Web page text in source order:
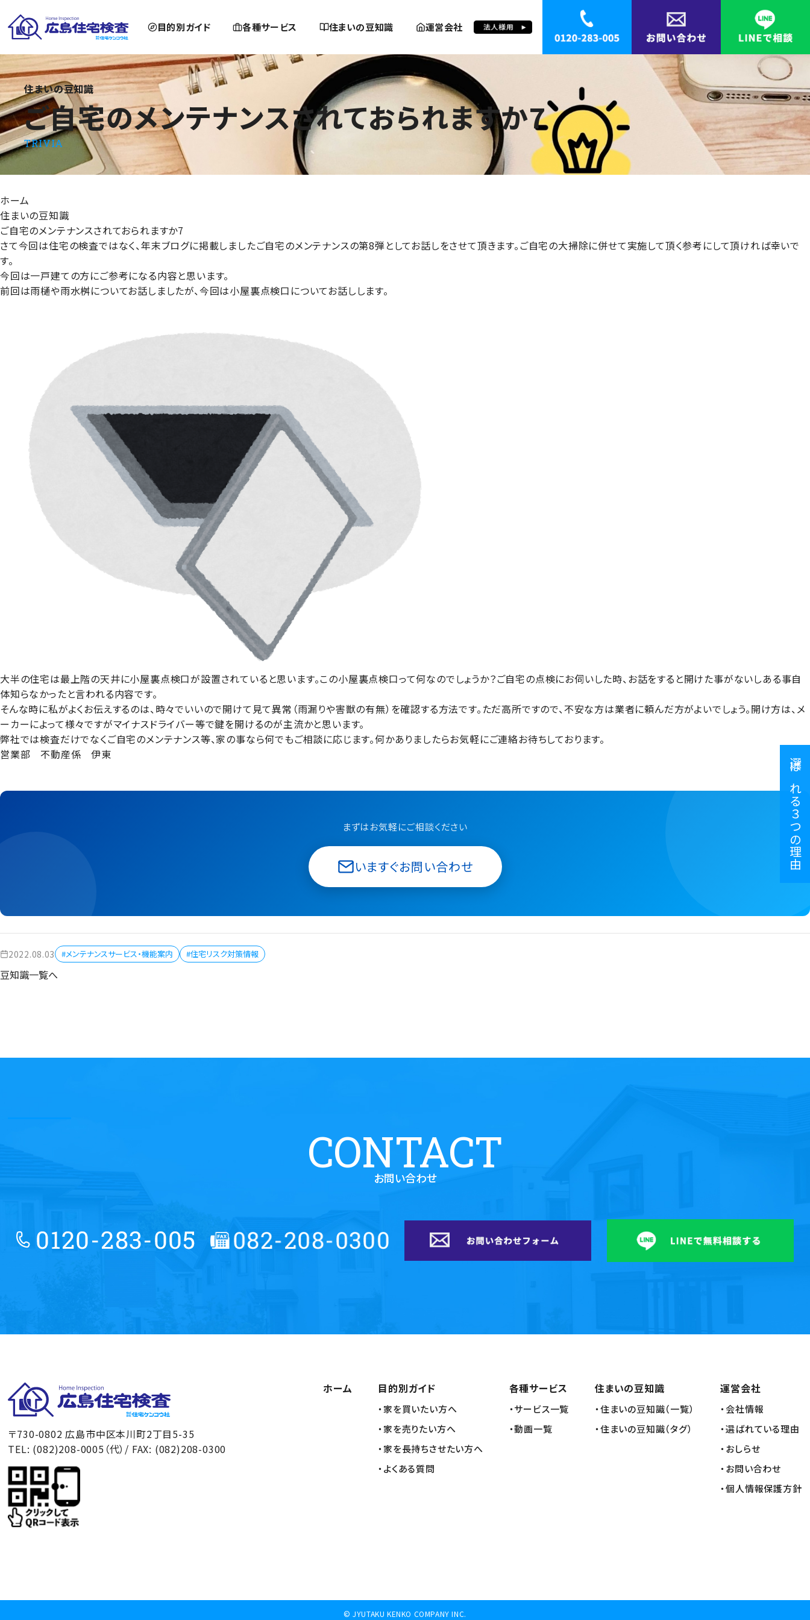
目的別ガイド 各種サービス 住まいの豆知識 運営会社
ご自宅のメンテナンスされておられますか7
住まいの豆知識
ご自宅のメンテナンスされておられますか7
TRIVIA
ホーム
住まいの豆知識
ご自宅のメンテナンスされておられますか7
さて今回は住宅の検査ではなく、年末ブログに掲載しましたご自宅のメンテナンスの第8弾としてお話しをさせて頂きます。ご自宅の大掃除に併せて実施して頂く参考にして頂ければ幸いで
す。
今回は一戸建ての方にご参考になる内容と思います。
前回は雨樋や雨水桝についてお話しましたが、今回は小屋裏点検口についてお話しします。
大半の住宅は最上階の天井に小屋裏点検口が設置されていると思います。この小屋裏点検口って何なのでしょうか？ご自宅の点検にお伺いした時、お話をすると開けた事がないしある事自
体知らなかったと言われる内容です。
そんな時に私がよくお伝えするのは、時々でいいので開けて見て異常（雨漏りや害獣の有無）を確認する方法です。ただ高所ですので、不安な方は業者に頼んだ方がよいでしょう。開け方は、メ
ーカーによって様々ですがマイナスドライバー等で鍵を開けるのが主流かと思います。
弊社では検査だけでなくご自宅のメンテナンス等、家の事なら何でもご相談に応じます。何かありましたらお気軽にご連絡お待ちしております。
営業部 不動産係 伊東
まずはお気軽にご相談ください
いますぐお問い合わせ
2022.08.03 #メンテナンスサービス・機能案内 #住宅リスク対策情報
豆知識一覧へ
CONTACT
お問い合わせ
広島住宅検査
〒730-0802 広島市中区本川町2丁目5-35
TEL: (082)208-0005（代）/ FAX: (082)208-0300
ホーム 目的別ガイド
・家を買いたい方へ
・家を売りたい方へ
・家を長持ちさせたい方へ
・よくある質問
各種サービス
・サービス一覧
・動画一覧
住まいの豆知識
・住まいの豆知識（一覧）
・住まいの豆知識（タグ）
運営会社
・会社情報
・選ばれている理由
・おしらせ
・お問い合わせ
・個人情報保護方針
©JYUTAKU KENKO COMPANY INC.
選ばれる３つの理由